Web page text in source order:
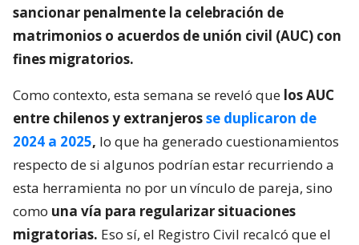
sancionar penalmente la celebración de
matrimonios o acuerdos de unión civil (AUC) con
fines migratorios.
Como contexto, esta semana se reveló que los AUC
entre chilenos y extranjerosse duplicaron de
2024 a 2025, lo que ha generado cuestionamientos
respecto de si algunos podrían estar recurriendo a
esta herramienta no por un vínculo de pareja, sino
como una vía para regularizar situaciones
migratorias. Eso sí, el Registro Civil recalcó que el